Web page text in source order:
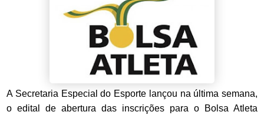
A Secretaria Especial do Esporte lançou na última semana,
o edital de abertura das inscrições para o Bolsa Atleta